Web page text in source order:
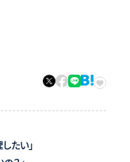
たい」